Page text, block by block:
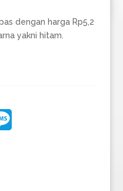
dengan harga Rp5,2
yakni hitam.